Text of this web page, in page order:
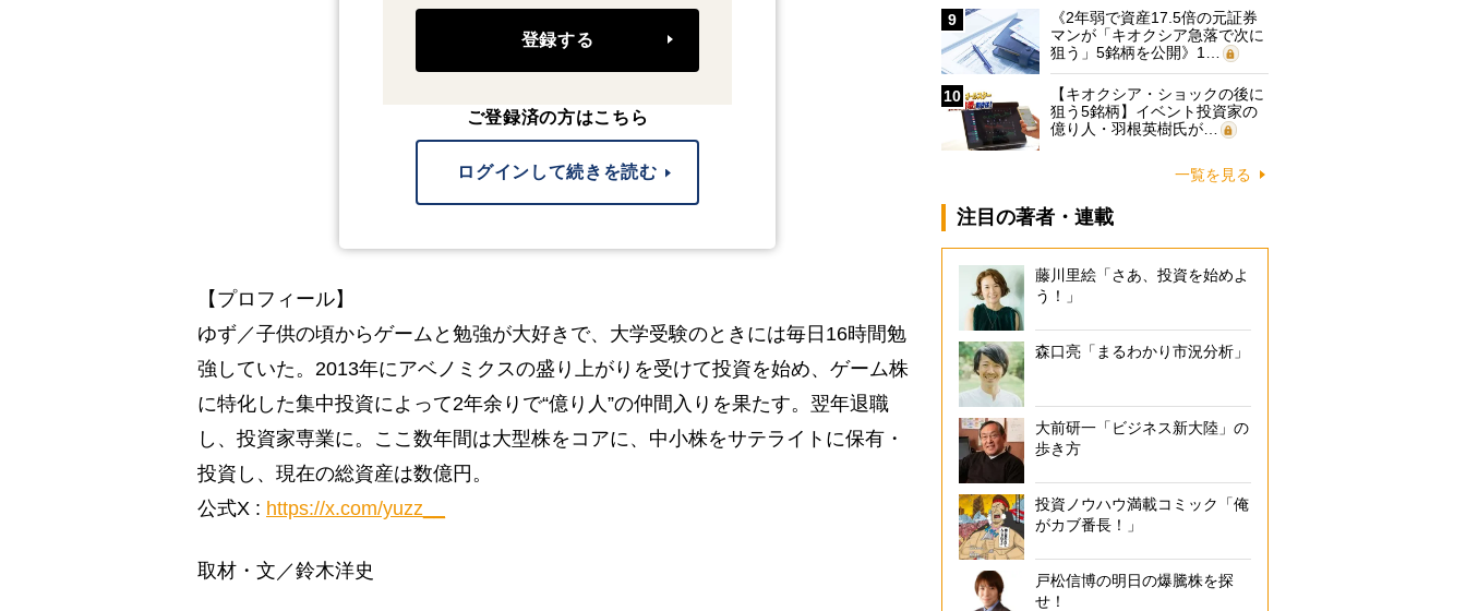
登録する
ご登録済の方はこちら
ログインして続きを読む
【プロフィール】
ゆず／子供の頃からゲームと勉強が大好きで、大学受験のときには毎日16時間勉
強していた。2013年にアベノミクスの盛り上がりを受けて投資を始め、ゲーム株
に特化した集中投資によって2年余りで“億り人”の仲間入りを果たす。翌年退職
し、投資家専業に。ここ数年間は大型株をコアに、中小株をサテライトに保有・
投資し、現在の総資産は数億円。
公式X : https://x.com/yuzz__
取材・文／鈴木洋史
9
《2年弱で資産17.5倍の元証券
マンが「キオクシア急落で次に
狙う」5銘柄を公開》1…
10
【キオクシア・ショックの後に
狙う5銘柄】イベント投資家の
億り人・羽根英樹氏が…
一覧を見る
注目の著者・連載
藤川里絵「さあ、投資を始めよ
う！」
森口亮「まるわかり市況分析」
大前研一「ビジネス新大陸」の
歩き方
投資ノウハウ満載コミック「俺
がカブ番長！」
戸松信博の明日の爆騰株を探
せ！